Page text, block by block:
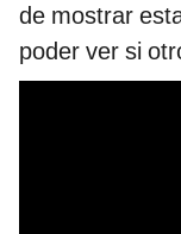
de mostrar
poder ver si